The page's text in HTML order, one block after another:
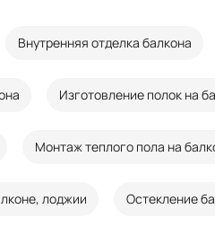
Внутренняя отделка балкона
Изготовление полок на
Монтаж теплого пола на
лоджии Остекление